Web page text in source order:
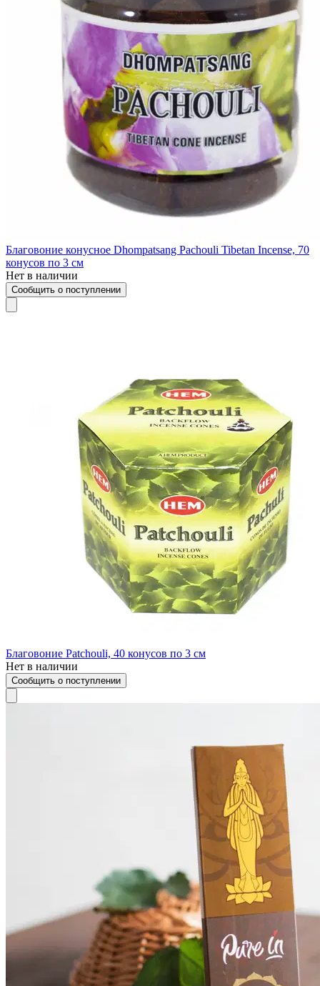
Благовоние конусное Dhompatsang Pachouli Tibetan Incense, 70
конусов по 3 см
Нет в наличии
Сообщить о поступлении
Благовоние Patchouli, 40 конусов по 3 см
Нет в наличии
Сообщить о поступлении